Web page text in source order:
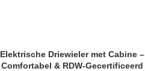
RESERVEER VRIJBLIJVEND
Elektrische Driewieler met Cabine –
Comfortabel & RDW-Gecertificeerd